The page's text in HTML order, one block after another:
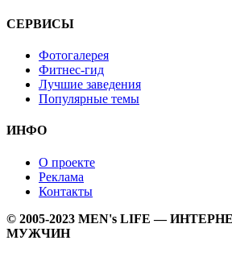
СЕРВИСЫ
Фотогалерея
Фитнес-гид
Лучшие заведения
Популярные темы
ИНФО
О проекте
Реклама
Контакты
© 2005-2023 MEN's LIFE —
МУЖЧИН